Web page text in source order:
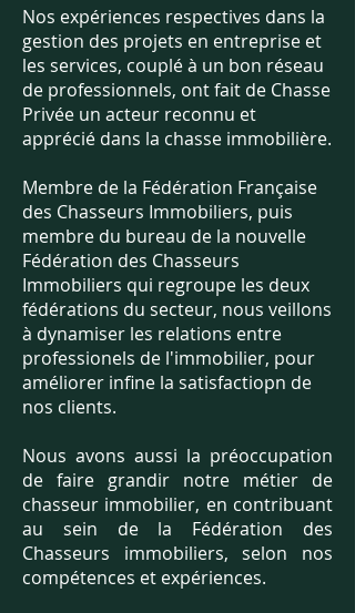
Nos expériences respectives dans la
gestion des projets en entreprise et
les services, couplé à un bon réseau
de professionnels, ont fait de Chasse
Privée un acteur reconnu et
apprécié dans la chasse immobilière.
Membre de la Fédération Française
des Chasseurs Immobiliers, puis
membre du bureau de la nouvelle
Fédération des Chasseurs
Immobiliers qui regroupe les deux
fédérations du secteur, nous veillons
à dynamiser les relations entre
professionels de l'immobilier, pour
améliorer infine la satisfactiopn de
nos clients.
Nous avons aussi la préoccupation
de faire grandir notre métier de
chasseur immobilier, en contribuant
au sein de la Fédération des
Chasseurs immobiliers, selon nos
compétences et expériences.